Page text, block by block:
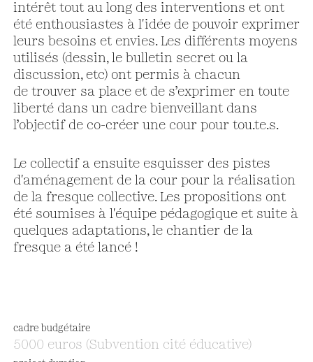
intérêt tout au long des interventions et ont
été enthousiastes à l'idée de pouvoir exprimer
leurs besoins et envies. Les différents moyens
utilisés (dessin, le bulletin secret ou la
discussion, etc) ont permis à chacun
de trouver sa place et de s’exprimer en toute
liberté dans un cadre bienveillant dans
l’objectif de co-créer une cour pour tou.te.s.
Le collectif a ensuite esquisser des pistes
d'aménagement de la cour pour la réalisation
de la fresque collective. Les propositions ont
été soumises à l'équipe pédagogique et suite à
quelques adaptations, le chantier de la
fresque a été lancé !
cadre budgétaire
5000 euros (Subvention cité éducative)